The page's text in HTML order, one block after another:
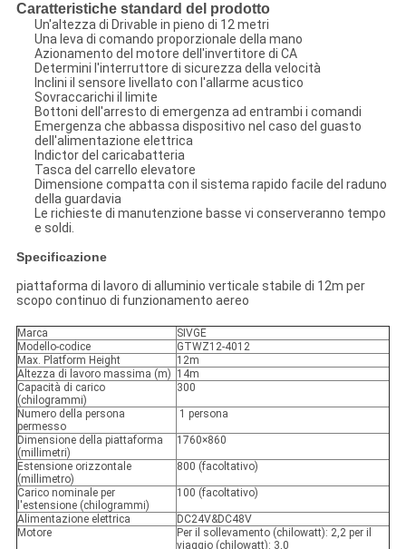
Caratteristiche standard del prodotto
Un'altezza di Drivable in pieno di 12 metri
Una leva di comando proporzionale della mano
Azionamento del motore dell'invertitore di CA
Determini l'interruttore di sicurezza della velocità
Inclini il sensore livellato con l'allarme acustico
Sovraccarichi il limite
Bottoni dell'arresto di emergenza ad entrambi i comandi
Emergenza che abbassa dispositivo nel caso del guasto
dell'alimentazione elettrica
Indictor del caricabatteria
Tasca del carrello elevatore
Dimensione compatta con il sistema rapido facile del raduno
della guardavia
Le richieste di manutenzione basse vi conserveranno tempo
e soldi.
Specificazione
piattaforma di lavoro di alluminio verticale stabile di 12m per
scopo continuo di funzionamento aereo
Marca
SIVGE
Modello-codice
GTWZ12-4012
Max. Platform Height
12m
Altezza di lavoro massima (m) 14m
Capacità di carico
(chilogrammi)
300
Numero della persona
permesso
1 persona
Dimensione della piattaforma
(millimetri)
1760×860
Estensione orizzontale
(millimetro)
800 (facoltativo)
Carico nominale per
l'estensione (chilogrammi)
100 (facoltativo)
Alimentazione elettrica
DC24V&DC48V
Motore
Per il sollevamento (chilowatt): 2,2 per il
viaggio (chilowatt): 3,0